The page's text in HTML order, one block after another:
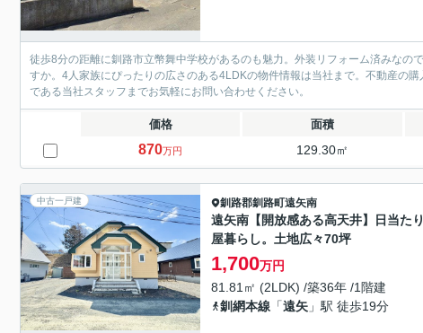
徒歩8分の距離に釧路市立幣舞中学校があるのも魅力。外装リフォーム済みな
すか。4人家族にぴったりの広さのある4LDKの物件情報は当社まで。不動産の
である当社スタッフまでお気軽にお問い合わせください。
価格 面積
870万円 129.30㎡
中古一戸建 釧路郡釧路町遠矢南
遠矢南【開放感ある高天井】日当た
屋暮らし。土地広々70坪
1,700万円
81.81㎡ (2LDK) /築36年 /1階建
釧網本線 「遠矢 」駅 徒歩19分